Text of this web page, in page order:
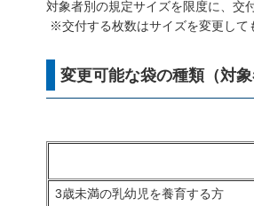
対象者別の規定サイズを限度に、交
※交付する枚数はサイズを変更して
変更可能な袋の種類（対象
3歳未満の乳幼児を養育する方